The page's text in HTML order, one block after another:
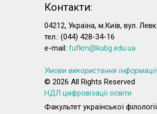
Контакти:
04212, Україна, м.Київ, вул.
тел.: (044) 428-34-16
e-mail: fufkm@kubg.edu.ua
Умови використання
© 2026 All Rights Reserved
НДЛ цифровізації освіти
Факультет української